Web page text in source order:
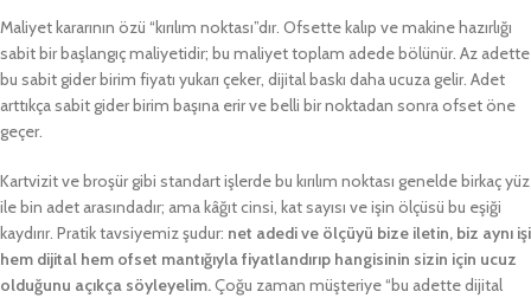
Maliyet kararının özü “kırılım noktası”dır. Ofsette kalıp ve makine hazırlığı
sabit bir başlangıç maliyetidir; bu maliyet toplam adede bölünür. Az adette
bu sabit gider birim fiyatı yukarı çeker, dijital baskı daha ucuza gelir. Adet
arttıkça sabit gider birim başına erir ve belli bir noktadan sonra ofset öne
geçer.
Kartvizit ve broşür gibi standart işlerde bu kırılım noktası genelde birkaç yüz
ile bin adet arasındadır; ama kâğıt cinsi, kat sayısı ve işin ölçüsü bu eşiği
kaydırır. Pratik tavsiyemiz şudur: net adedi ve ölçüyü bize iletin, biz aynı işi
hem dijital hem ofset mantığıyla fiyatlandırıp hangisinin sizin için ucuz
olduğunu açıkça söyleyelim.Çoğu zaman müşteriye “bu adette dijital